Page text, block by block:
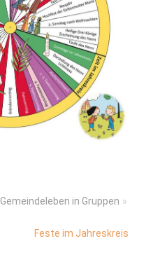
Gemeindeleben in Gruppen »
Feste im Jahreskreis